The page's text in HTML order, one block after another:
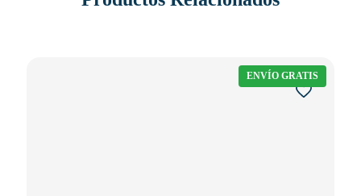
ENVÍO GRATIS